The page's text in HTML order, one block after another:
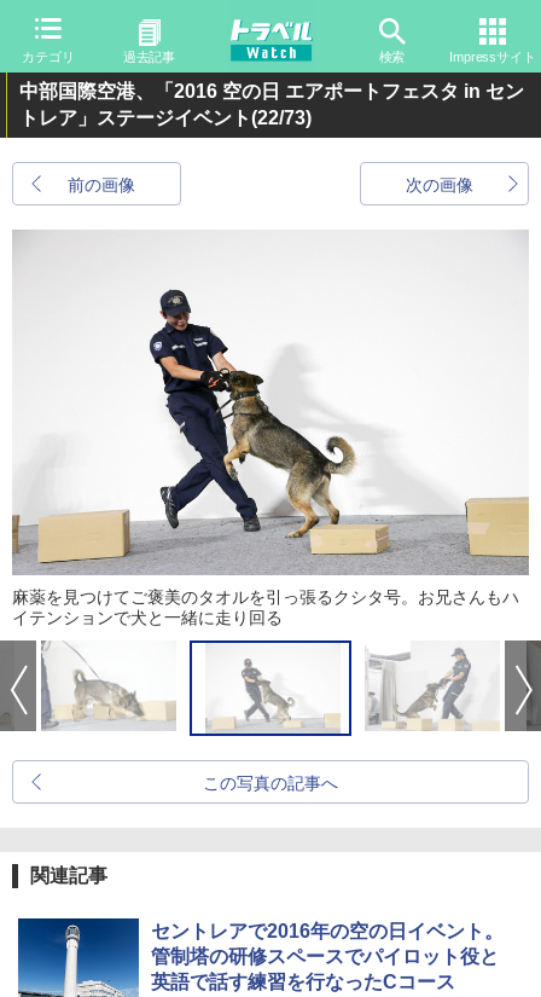
カテゴリ 過去記事 検索 Impressサイト
中部国際空港、「2016 空の日 エアポートフェスタ in セン
トレア」ステージイベント(22/73)
前の画像 次の画像
麻薬を見つけてご褒美のタオルを引っ張るクシタ号。お兄さんもハ
イテンションで犬と一緒に走り回る
この写真の記事へ
関連記事
セントレアで2016年の空の日イベント。
管制塔の研修スペースでパイロット役と
英語で話す練習を行なったCコース